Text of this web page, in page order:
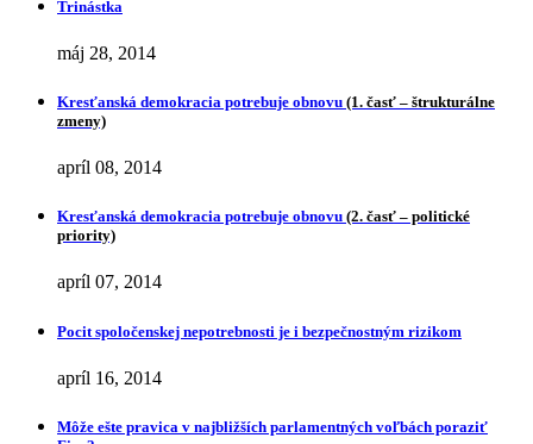
Trinástka
máj 28, 2014
Kresťanská demokracia potrebuje obnovu (1. časť – štrukturálne
zmeny)
apríl 08, 2014
Kresťanská demokracia potrebuje obnovu (2. časť – politické
priority)
apríl 07, 2014
Pocit spoločenskej nepotrebnosti je i bezpečnostným rizikom
apríl 16, 2014
Môže ešte pravica v najbližších parlamentných voľbách poraziť